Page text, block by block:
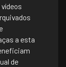
a esta
de